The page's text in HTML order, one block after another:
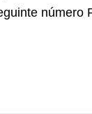
número